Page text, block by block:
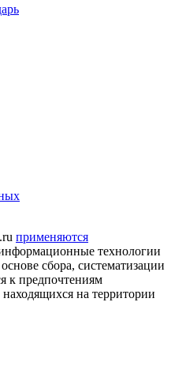
применяются
технологии
сбора, систематизации
к предпочтениям
на территории